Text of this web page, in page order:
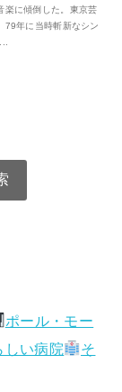
楽に傾倒した。東京芸
79年に当時斬新なシン
ポール・モー
しい病院
そ